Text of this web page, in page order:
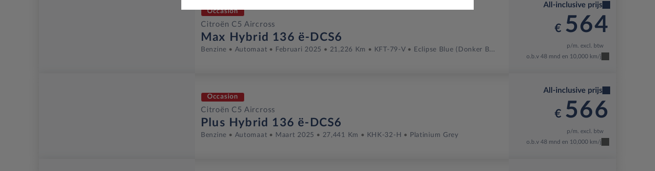
Occasion
Citroën C5 Aircross
Max Hybrid 136 ë-DCS6
Benzine Automaat Februari 2025 21,226 Km KFT-79-V Eclipse Blue (donker B...
All-inclusive prijs
€ 564
p/m. excl. btw
o.b.v 48 mnd en 10,000 km/j
Occasion
Citroën C5 Aircross
Plus Hybrid 136 ë-DCS6
Benzine Automaat Maart 2025 27,441 Km KHK-32-H Platinium Grey
All-inclusive prijs
€ 566
p/m. excl. btw
o.b.v 48 mnd en 10,000 km/j